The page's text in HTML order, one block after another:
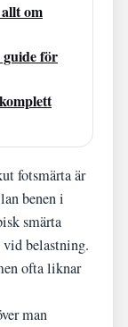
om
guide för
fotsmärta är
benen i
smärta
belastning.
ofta liknar
man